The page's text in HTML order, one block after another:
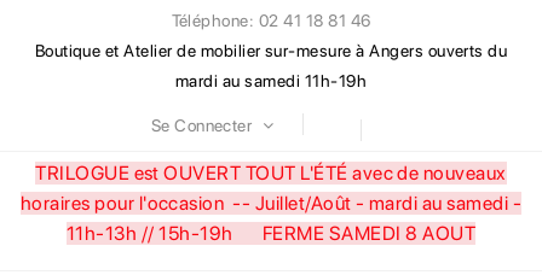
Téléphone: 02 41 18 81 46
Boutique et Atelier de mobilier sur-mesure à Angers ouverts du
mardi au samedi 11h-19h
Se Connecter
TRILOGUE est OUVERT TOUT L'ÉTÉ avec de nouveaux
horaires pour l'occasion -- Juillet/Août - mardi au samedi -
11h-13h // 15h-19h FERME SAMEDI 8 AOUT